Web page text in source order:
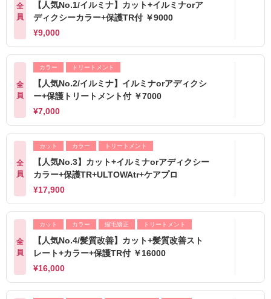
全
員
【人気No.1/イルミナ】カット+イルミナorア
ディクシーカラー+保護TR付 ￥9000
¥9,000
全
員
カラー トリートメント
【人気No.2/イルミナ】イルミナorアディクシ
ー+保護トリートメント付 ￥7000
¥7,000
全
員
カット カラー トリートメント
【人気No.3】カット+イルミナorアディクシー
カラー+保護TR+ULTOWAtr+ケアプロ
¥17,900
全
員
カット カラー 縮毛矯正 トリートメント
【人気No.4/髪質改善】カット+髪質改善スト
レート+カラー+保護TR付 ￥16000
¥16,000